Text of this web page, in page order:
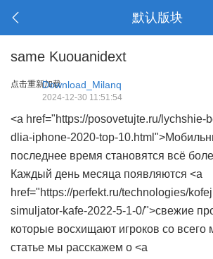
默认版块
same Kuouanidext
点击重新加载Download_Milanq
2024-12-30 11:51:54
<a href="https://posovetujte.ru/lychshie-
dlia-iphone-2020-top-
последнее время становятся всё
Каждый день месяца появляются <a
href="https://perfekt.ru/technologies/
simuljator-kafe-2022-5-1-0/">свежие
которые восхищают игроков со всего
статье мы расскажем о <a